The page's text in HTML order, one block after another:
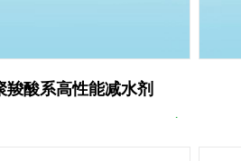
羧酸系高性能减水剂